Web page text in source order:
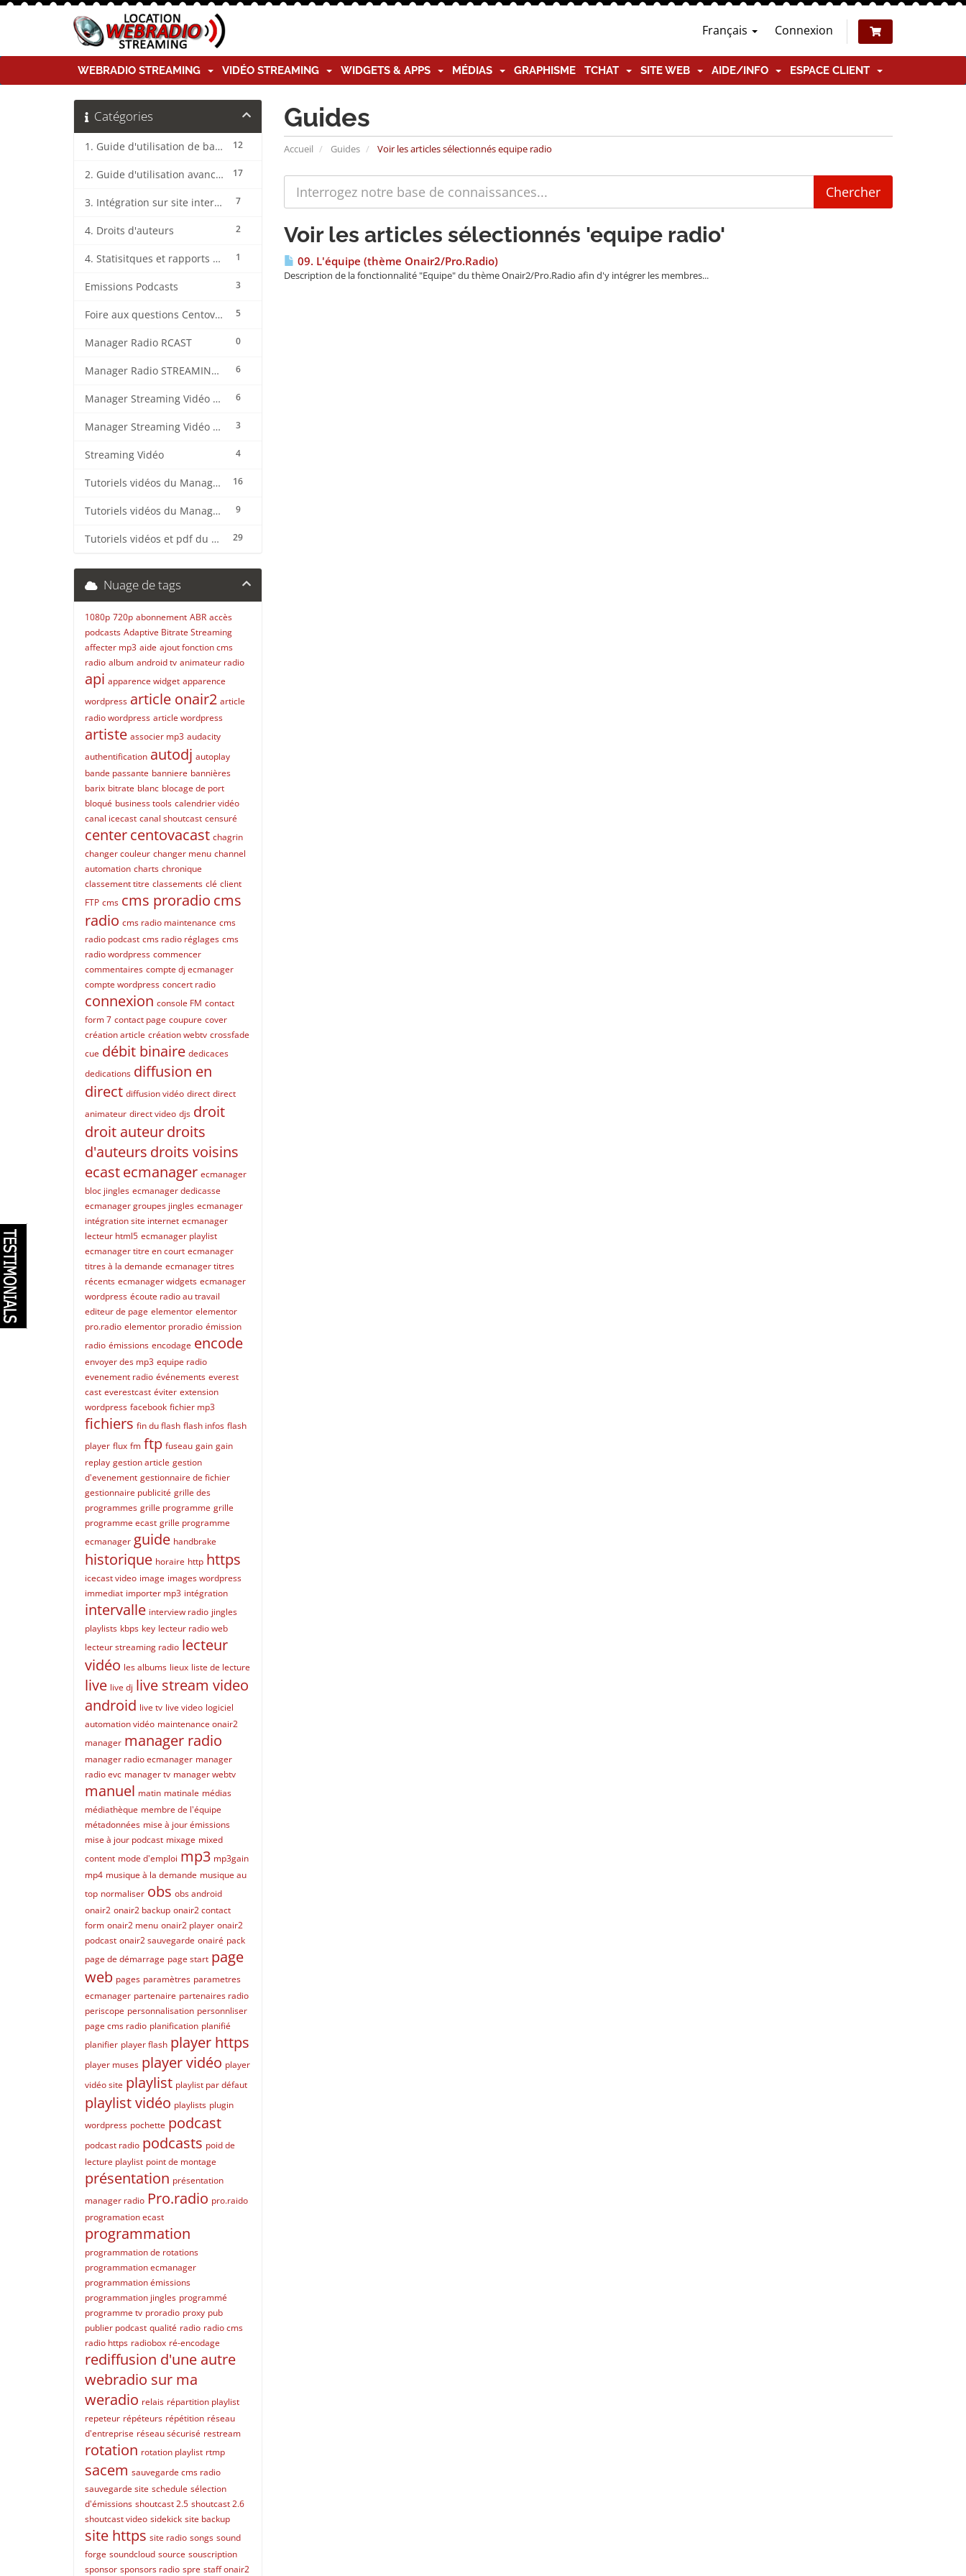
Français Connexion
WEBRADIO STREAMING VIDÉO STREAMING WIDGETS & APPS MÉDIAS GRAPHISME TCHAT SITE WEB AIDE/INFO ESPACE CLIENT
Guides
Accueil Guides Voir les articles sélectionnés equipe radio
Catégories
12
1. Guide d'utilisation de base CentovaCast
17
2. Guide d'utilisation avancée CentovaCast
7
3. Intégration sur site internet CentovaCast
2
4. Droits d'auteurs
1
4. Statisitques et rapports CentovaCast
3
Emissions Podcasts
5
Foire aux questions CentovaCast
0
Manager Radio RCAST
6
Manager Radio STREAMING CENTER
6
Manager Streaming Vidéo TVMCP
3
Manager Streaming Vidéo VDO
4
Streaming Vidéo
16
Tutoriels vidéos du Manager Radio CentovaCast
9
Tutoriels vidéos du Manager Radio STREAMING CENTER
29
Tutoriels vidéos et pdf du CMS Radio Wordpress + OnAir2/Pro.Radio
Voir les articles sélectionnés 'equipe radio'
09. L'équipe (thème Onair2/Pro.Radio)
Description de la fonctionnalité "Equipe" du thème Onair2/Pro.Radio afin d'y intégrer les membres...
Nuage de tags
1080p 720p abonnement ABR accès
podcasts Adaptive Bitrate Streaming
affecter mp3 aide ajout fonction cms
radio album android tv animateur radio
api apparence widget apparence
wordpress article onair2 article
radio wordpress article wordpress
artiste associer mp3 audacity
authentification autodj autoplay
bande passante banniere bannières
barix bitrate blanc blocage de port
bloqué business tools calendrier vidéo
canal icecast canal shoutcast censuré
centercentovacast chagrin
changer couleur changer menu channel
automation charts chronique
classement titre classements clé client
FTP cms cms proradio cms
radio cms radio maintenance cms
radio podcast cms radio réglages cms
radio wordpress commencer
commentaires compte dj ecmanager
compte wordpress concert radio
connexion console FM contact
form 7 contact page coupure cover
création article création webtv crossfade
cue débit binaire dedicaces
dedications diffusion en
direct diffusion vidéo direct direct
animateur direct video djs droit
droit auteurdroits
d'auteurs droits voisins
ecastecmanager ecmanager
bloc jingles ecmanager dedicasse
ecmanager groupes jingles ecmanager
intégration site internet ecmanager
lecteur html5 ecmanager playlist
ecmanager titre en court ecmanager
titres à la demande ecmanager titres
récents ecmanager widgets ecmanager
wordpress écoute radio au travail
editeur de page elementor elementor
pro.radio elementor proradio émission
radio émissions encodage encode
envoyer des mp3 equipe radio
evenement radio événements everest
cast everestcast éviter extension
wordpress facebook fichier mp3
fichiers fin du flash flash infos flash
player flux fm ftp fuseau gain gain
replay gestion article gestion
d'evenement gestionnaire de fichier
gestionnaire publicité grille des
programmes grille programme grille
programme ecast grille programme
ecmanager guide handbrake
historique horaire http https
icecast video image images wordpress
immediat importer mp3 intégration
intervalle interview radio jingles
playlists kbps key lecteur radio web
lecteur streaming radio lecteur
vidéo les albums lieux liste de lecture
live live dj live stream video
android live tv live video logiciel
automation vidéo maintenance onair2
manager manager radio
manager radio ecmanager manager
radio evc manager tv manager webtv
manuel matin matinale médias
médiathèque membre de l'équipe
métadonnées mise à jour émissions
mise à jour podcast mixage mixed
content mode d'emploi mp3 mp3gain
mp4 musique à la demande musique au
top normaliser obs obs android
onair2 onair2 backup onair2 contact
form onair2 menu onair2 player onair2
podcast onair2 sauvegarde onairé pack
page de démarrage page start page
web pages paramètres parametres
ecmanager partenaire partenaires radio
periscope personnalisation personnliser
page cms radio planification planifié
planifier player flash player https
player muses player vidéo player
vidéo site playlist playlist par défaut
playlist vidéo playlists plugin
wordpress pochette podcast
podcast radio podcasts poid de
lecture playlist point de montage
présentation présentation
manager radio Pro.radio pro.raido
programation ecast
programmation
programmation de rotations
programmation ecmanager
programmation émissions
programmation jingles programmé
programme tv proradio proxy pub
publier podcast qualité radio radio cms
radio https radiobox ré-encodage
rediffusion d'une autre
webradio sur ma
weradio relais répartition playlist
repeteur répéteurs répétition réseau
d'entreprise réseau sécurisé restream
rotation rotation playlist rtmp
sacem sauvegarde cms radio
sauvegarde site schedule sélection
d'émissions shoutcast 2.5 shoutcast 2.6
shoutcast video sidekick site backup
site https site radio songs sound
forge soundcloud source souscription
sponsor sponsors radio spre staff onair2